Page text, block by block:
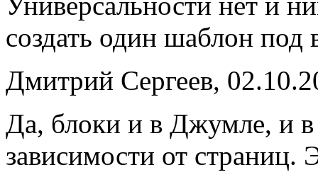
создать один шаблон под
Дмитрий Сергеев,
Да, блоки и в Джумле, и в
зависимости от страниц.